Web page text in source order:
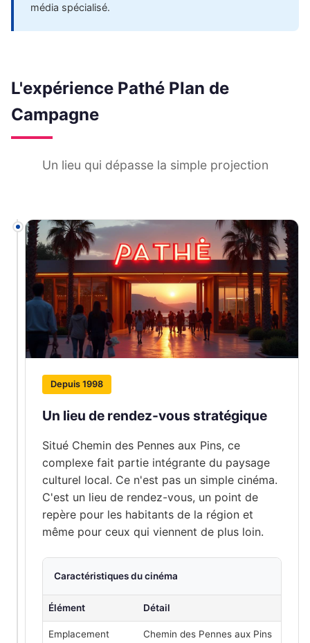
média spécialisé.
L'expérience Pathé Plan de
Campagne
Un lieu qui dépasse la simple projection
Depuis 1998
Un lieu de rendez-vous stratégique
Situé Chemin des Pennes aux Pins, ce
complexe fait partie intégrante du paysage
culturel local. Ce n'est pas un simple cinéma.
C'est un lieu de rendez-vous, un point de
repère pour les habitants de la région et
même pour ceux qui viennent de plus loin.
Caractéristiques du cinéma
Élément Détail
Emplacement Chemin des Pennes aux Pins